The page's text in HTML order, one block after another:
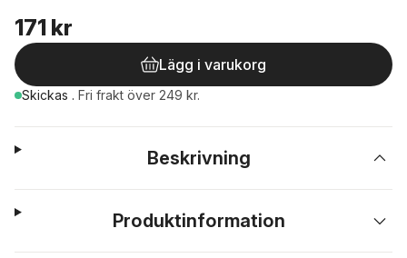
171 kr
Lägg i varukorg
Skickas . Fri frakt över 249 kr.
Beskrivning
Produktinformation